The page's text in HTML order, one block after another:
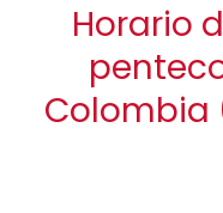
Horario
Colombia